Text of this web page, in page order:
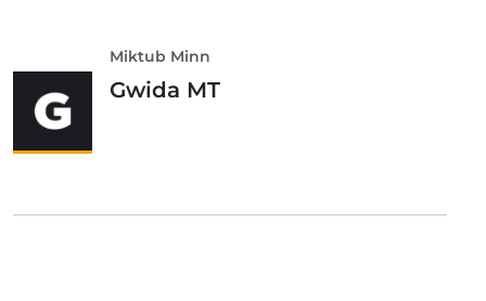
Miktub Minn
Gwida MT